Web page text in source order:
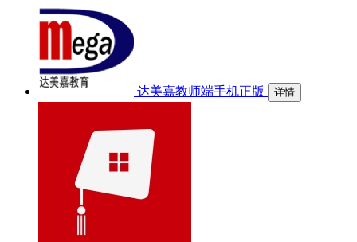
达美嘉教师端手机正版 详情